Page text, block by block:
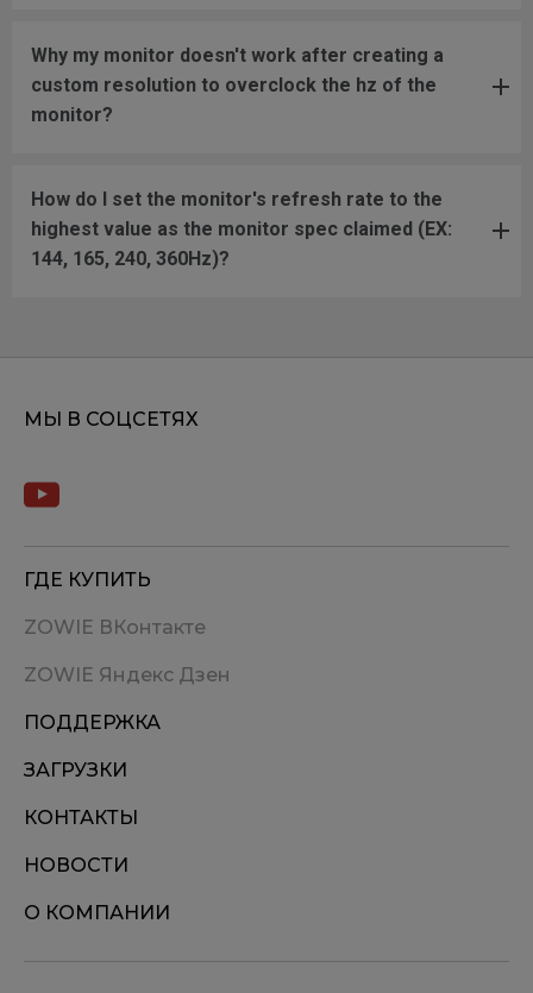
Why my monitor doesn't work after creating a
custom resolution to overclock the hz of the
monitor?
How do I set the monitor's refresh rate to the
highest value as the monitor spec claimed (EX:
144, 165, 240, 360Hz)?
МЫ В СОЦСЕТЯХ
ГДЕ КУПИТЬ
ZOWIE ВКонтакте
ZOWIE Яндекс Дзен
ПОДДЕРЖКА
ЗАГРУЗКИ
КОНТАКТЫ
НОВОСТИ
О КОМПАНИИ